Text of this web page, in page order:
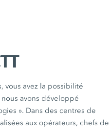
vous avez la possibilité
avons développé
». Dans des centres de
aux opérateurs, chefs de